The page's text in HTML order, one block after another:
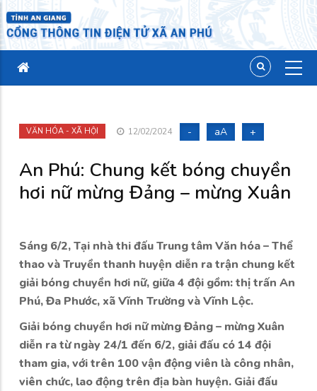
VĂN HÓA - XÃ HỘI 12/02/2024 - aA +
An Phú: Chung kết bóng chuyền
hơi nữ mừng Đảng – mừng Xuân
Sáng 6/2, Tại nhà thi đấu Trung tâm Văn hóa – Thể
thao và Truyền thanh huyện diễn ra trận chung kết
giải bóng chuyền hơi nữ, giữa 4 đội gồm: thị trấn An
Phú, Đa Phước, xã Vĩnh Trường và Vĩnh Lộc.
Giải bóng chuyền hơi nữ mừng Đảng – mừng Xuân
diễn ra từ ngày 24/1 đến 6/2, giải đấu có 14 đội
tham gia, với trên 100 vận động viên là công nhân,
viên chức, lao động trên địa bàn huyện. Giải đấu